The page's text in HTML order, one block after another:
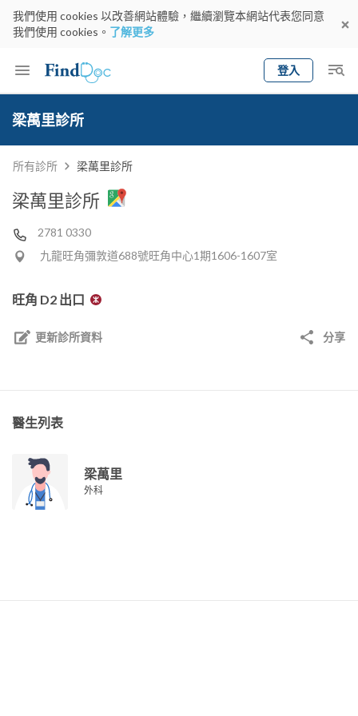
我們使用 cookies 以改善網站體驗，繼續瀏覽本網站代表您同意
我們使用 cookies。 了解更多
登入
Keyword
梁萬里診所
所有診所 梁萬里診所
梁萬里診所
2781 0330
九龍旺角彌敦道688號旺角中心1期1606-1607室
旺角 D2 出口
更新診所資料 分享
醫生列表
梁萬里
外科